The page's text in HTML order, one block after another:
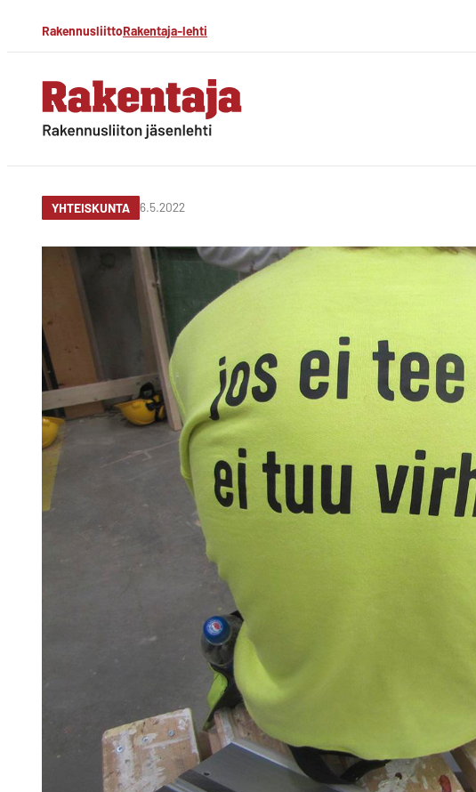
Siirry
suoraan
sisältöön
RakennusliittoRakentaja-lehti
Rakentaja-lehti
YHTEISKUNTA 6.5.2022